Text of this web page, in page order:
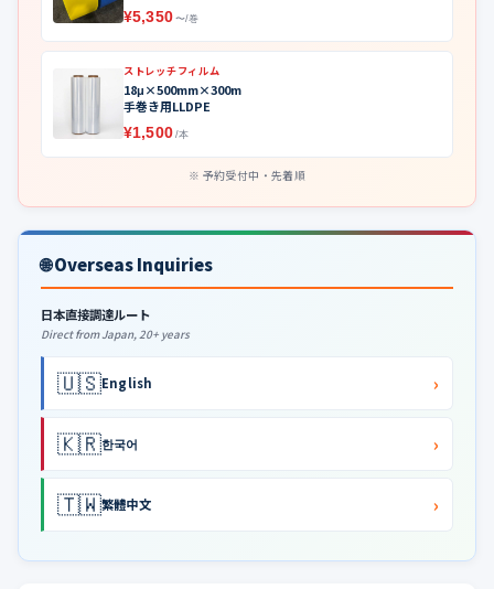
¥5,350 〜/巻
ストレッチフィルム
18μ×500mm×300m
手巻き用LLDPE
¥1,500 /本
予約受付中・先着順
🌐 Overseas Inquiries
日本直接調達ルート
Direct from Japan, 20+ years
🇺🇸English ›
🇰🇷한국어 ›
🇹🇼繁體中文 ›